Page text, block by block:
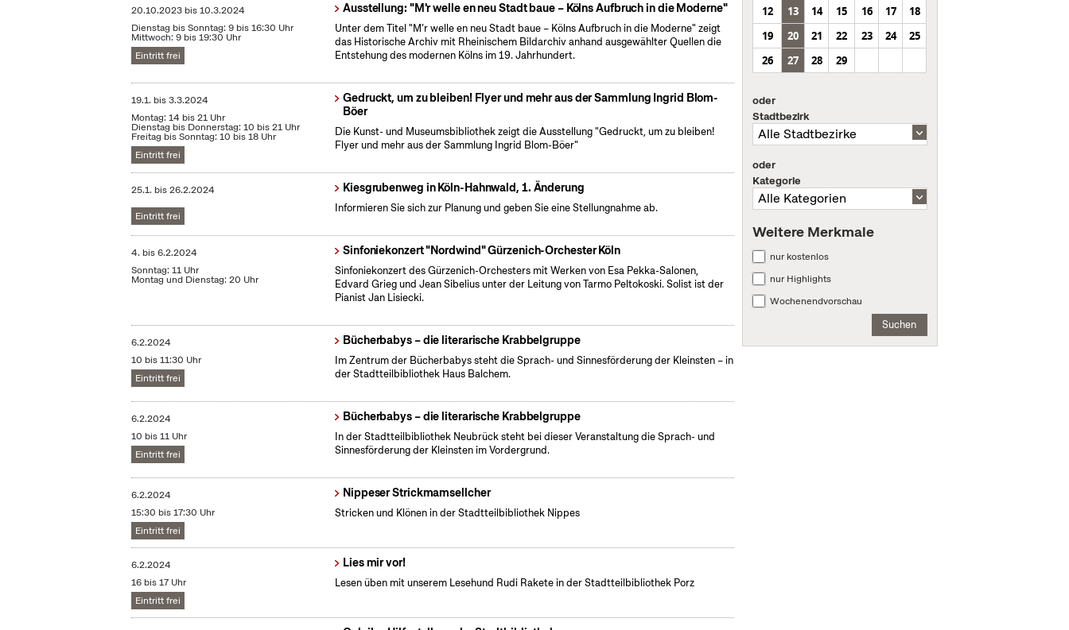
20.10.2023 bis10.3.2024
Dienstag bis Sonntag: 9 bis 16:30 Uhr
Mittwoch: 9 bis 19:30 Uhr
Eintritt frei
Ausstellung: "M'r welle en neu Stadt baue – Kölns Aufbruch in die Moderne"
Unter dem Titel "M’r welle en neu Stadt baue – Kölns Aufbruch in die Moderne" zeigt
das Historische Archiv mit Rheinischem Bildarchiv anhand ausgewählter Quellen die
Entstehung des modernen Kölns im 19. Jahrhundert.
19.1. bis3.3.2024
Montag: 14 bis 21 Uhr
Dienstag bis Donnerstag: 10 bis 21 Uhr
Freitag bis Sonntag: 10 bis 18 Uhr
Eintritt frei
Gedruckt, um zu bleiben! Flyer und mehr aus der Sammlung Ingrid Blom-
Böer
Die Kunst- und Museumsbibliothek zeigt die Ausstellung "Gedruckt, um zu bleiben!
Flyer und mehr aus der Sammlung Ingrid Blom-Böer"
25.1. bis26.2.2024
Eintritt frei
Kiesgrubenweg in Köln-Hahnwald, 1. Änderung
Informieren Sie sich zur Planung und geben Sie eine Stellungnahme ab.
4. bis6.2.2024
Sonntag: 11 Uhr
Montag und Dienstag: 20 Uhr
Sinfoniekonzert "Nordwind" Gürzenich-Orchester Köln
Sinfoniekonzert des Gürzenich-Orchesters mit Werken von Esa Pekka-Salonen,
Edvard Grieg und Jean Sibelius unter der Leitung von Tarmo Peltokoski. Solist ist der
Pianist Jan Lisiecki.
6.2.2024
10 bis 11:30 Uhr
Eintritt frei
Bücherbabys – die literarische Krabbelgruppe
Im Zentrum der Bücherbabys steht die Sprach- und Sinnesförderung der Kleinsten – in
der Stadtteilbibliothek Haus Balchem.
6.2.2024
10 bis 11 Uhr
Eintritt frei
Bücherbabys – die literarische Krabbelgruppe
In der Stadtteilbibliothek Neubrück steht bei dieser Veranstaltung die Sprach- und
Sinnesförderung der Kleinsten im Vordergrund.
6.2.2024
15:30 bis 17:30 Uhr
Eintritt frei
Nippeser Strickmamsellcher
Stricken und Klönen in der Stadtteilbibliothek Nippes
6.2.2024
16 bis 17 Uhr
Eintritt frei
Lies mir vor!
Lesen üben mit unserem Lesehund Rudi Rakete in der Stadtteilbibliothek Porz
12
13 14 15 16 17
18
19
20 21 22 23 24
25
26
27 28 29
oder
Stadtbezirk
oder
Kategorie
Weitere Merkmale
nur kostenlos
nur Highlights
Wochenendvorschau
Suchen